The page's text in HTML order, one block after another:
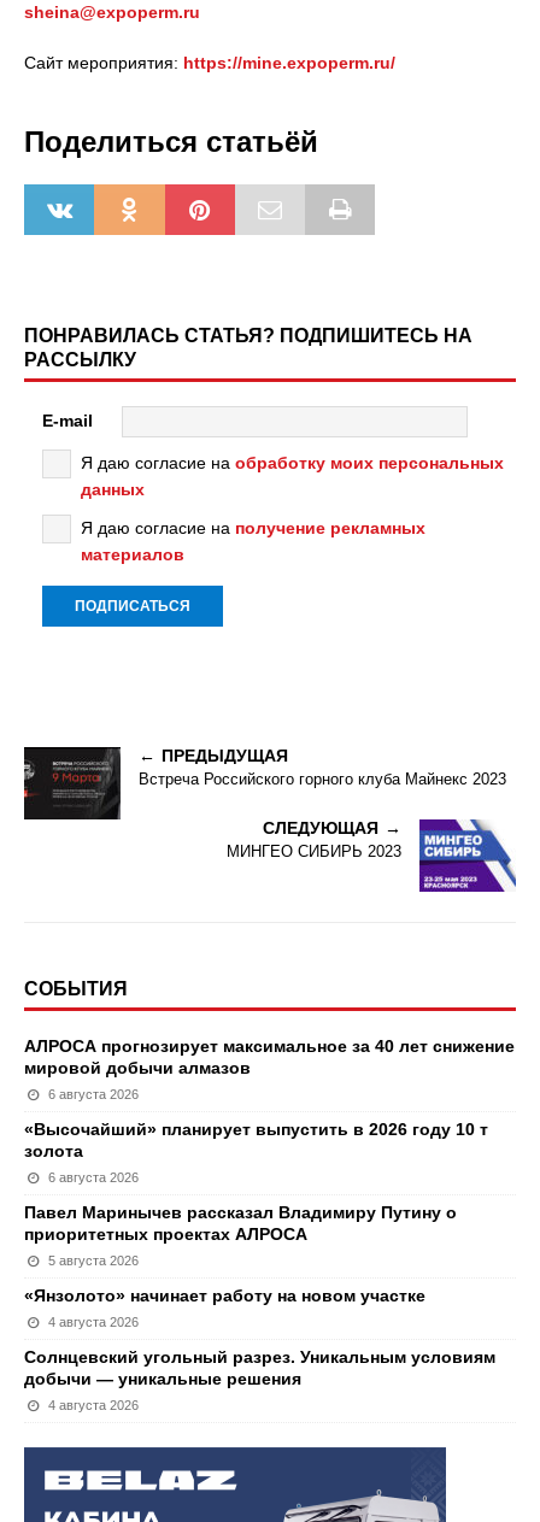
sheina@expoperm.ru
Сайт мероприятия: https://mine.expoperm.ru/
Поделиться статьёй
ПОНРАВИЛАСЬ СТАТЬЯ? ПОДПИШИТЕСЬ НА
РАССЫЛКУ
E-mail
Я даю согласие на обработку моих персональных
данных
Я даю согласие на получение рекламных
материалов
ПРЕДЫДУЩАЯ
Встреча Российского горного клуба Майнекс 2023
СЛЕДУЮЩАЯ
МИНГЕО СИБИРЬ 2023
СОБЫТИЯ
АЛРОСА прогнозирует максимальное за 40 лет снижение
мировой добычи алмазов
6 августа 2026
«Высочайший» планирует выпустить в 2026 году 10 т
золота
6 августа 2026
Павел Маринычев рассказал Владимиру Путину о
приоритетных проектах АЛРОСА
5 августа 2026
«Янзолото» начинает работу на новом участке
4 августа 2026
Солнцевский угольный разрез. Уникальным условиям
добычи — уникальные решения
4 августа 2026